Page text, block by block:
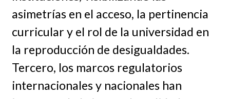
asimetrías en el acceso, la pertinencia
curricular y el rol de la universidad en
la reproducción de desigualdades.
Tercero, los marcos regulatorios
internacionales y nacionales han